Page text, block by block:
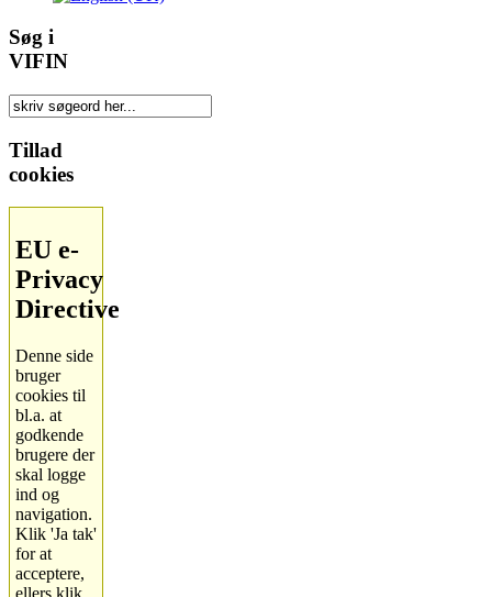
Søg i
VIFIN
Tillad
cookies
EU e-
Privacy
Directive
Denne side
bruger
cookies til
bl.a. at
godkende
brugere der
skal logge
ind og
navigation.
Klik 'Ja tak'
for at
acceptere,